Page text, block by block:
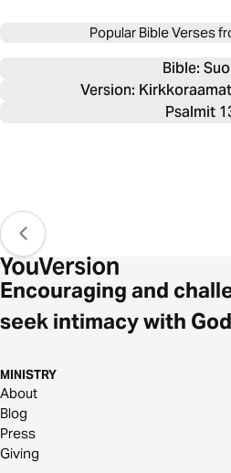
Popular Bible Verses
Bible:
Version:
Psalmit
Encouraging and
seek intimacy with
MINISTRY
About
Blog
Press
Giving